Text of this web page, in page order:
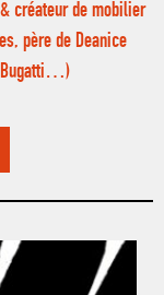
créateur de mobilier
père de Deanice
Bugatti…)